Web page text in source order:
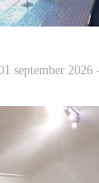
september